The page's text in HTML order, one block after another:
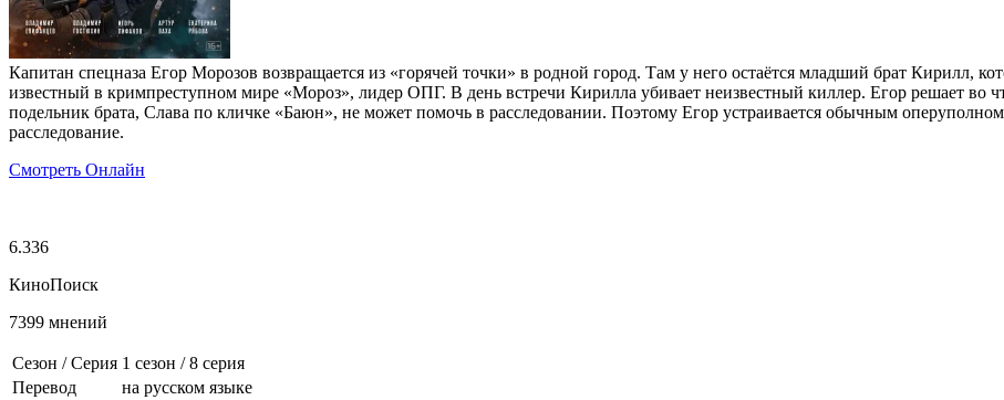
Капитан спецназа Егор Морозов возвращается из «горячей точки» в родной город. Там у него остаётся младший брат
известный в кримпреступном мире «Мороз», лидер ОПГ. В день встречи Кирилла убивает неизвестный киллер. Егор решает во
подельник брата, Слава по кличке «Баюн», не может помочь в расследовании. Поэтому Егор устраивается обычным
расследование.
Смотреть Онлайн
6.336
КиноПоиск
7399 мнений
Сезон / Серия 1 сезон /8 серия
Перевод
на русском языке